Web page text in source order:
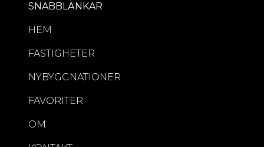
SNABBLÄNKAR
HEM
FASTIGHETER
NYBYGGNATIONER
FAVORITER
OM